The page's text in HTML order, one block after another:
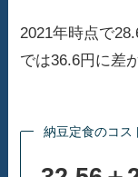
2021年時点で
では36.6円に差
納豆定食のコス